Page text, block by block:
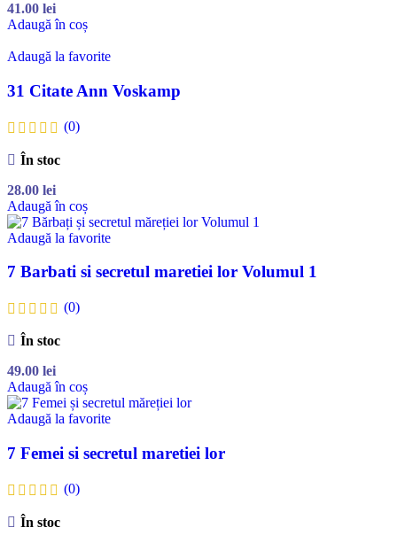
41.00 lei
Adaugă în coș
Adaugă la favorite
31 Citate Ann Voskamp
(0)
În stoc
28.00 lei
Adaugă în coș
Adaugă la favorite
7 Barbati si secretul maretiei lor Volumul 1
(0)
În stoc
49.00 lei
Adaugă în coș
Adaugă la favorite
7 Femei si secretul maretiei lor
(0)
În stoc